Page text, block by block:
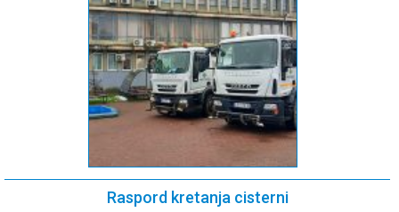
Raspord kretanja cisterni